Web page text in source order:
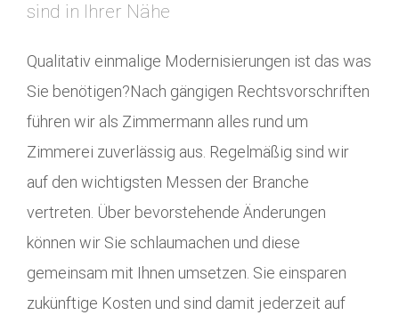
sind in Ihrer Nähe
Qualitativ einmalige Modernisierungen ist das was
Sie benötigen?Nach gängigen Rechtsvorschriften
führen wir als Zimmermann alles rund um
Zimmerei zuverlässig aus. Regelmäßig sind wir
auf den wichtigsten Messen der Branche
vertreten. Über bevorstehende Änderungen
können wir Sie schlaumachen und diese
gemeinsam mit Ihnen umsetzen. Sie einsparen
zukünftige Kosten und sind damit jederzeit auf